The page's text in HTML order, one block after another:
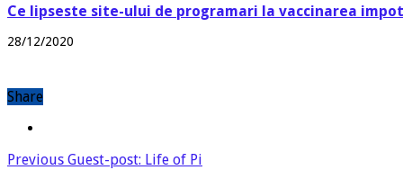
Ce lipseste site-ului de programari la vaccinarea
28/12/2020
Share
Previous Guest-post: Life of Pi